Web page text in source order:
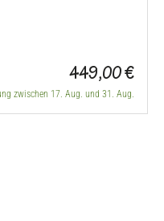
449,00 €
zwischen 17. Aug. und 31. Aug.